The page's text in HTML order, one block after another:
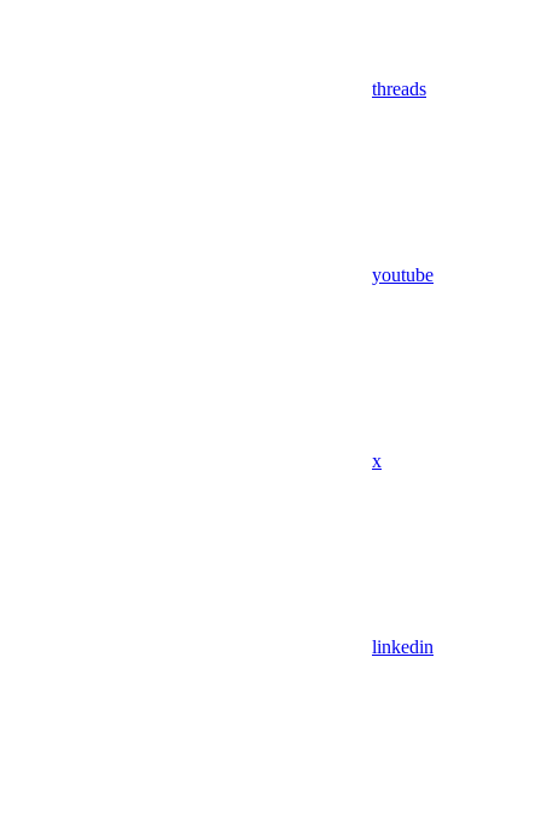
threads
youtube
x
linkedin